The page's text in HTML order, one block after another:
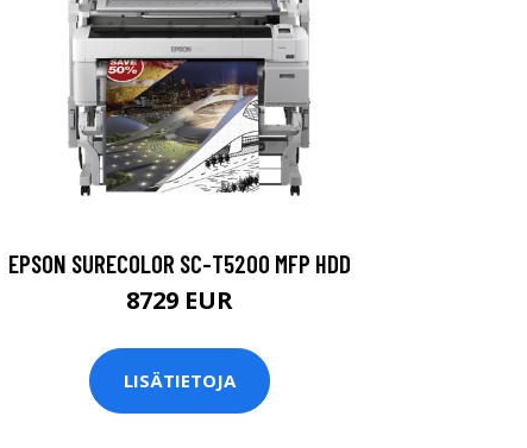
EPSON SURECOLOR SC-T5200 MFP HDD
8729 EUR
LISÄTIETOJA